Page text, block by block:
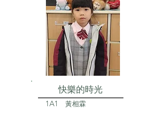
快樂的時光
1A1 黃相霖